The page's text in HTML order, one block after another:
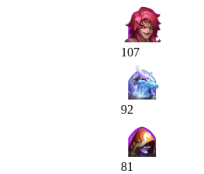
107
92
81